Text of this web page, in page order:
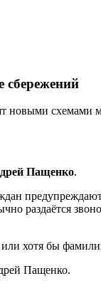
сбережений
новыми схемами
Пащенко.
раздаётся
или хотя бы
Пащенко.